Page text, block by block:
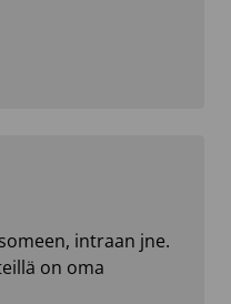
intraan jne.
on oma